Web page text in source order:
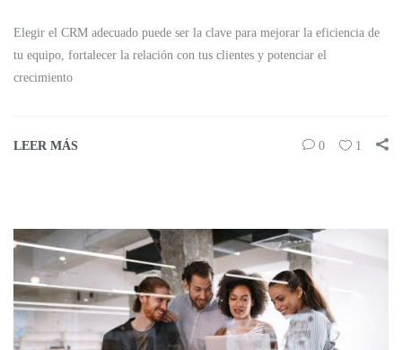
Elegir el CRM adecuado puede ser la clave para mejorar la eficiencia de
tu equipo, fortalecer la relación con tus clientes y potenciar el
crecimiento
LEER MÁS 0 1